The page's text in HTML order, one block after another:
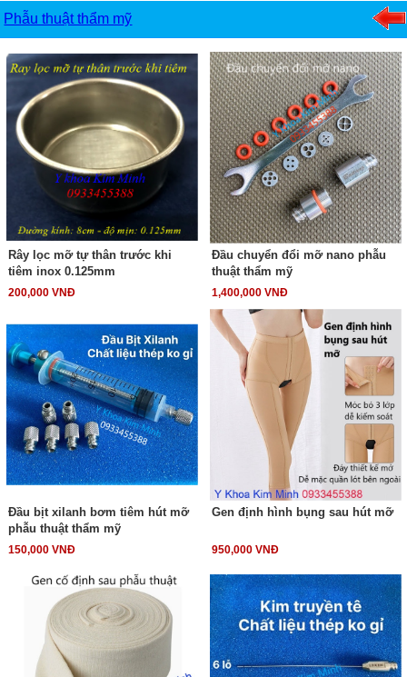
Phẫu thuật thẩm mỹ
Rây lọc mỡ tự thân trước khi
tiêm inox 0.125mm
200,000 VNĐ
Đầu chuyển đổi mỡ nano phẫu
thuật thẩm mỹ
1,400,000 VNĐ
Đầu bịt xilanh bơm tiêm hút mỡ
phẫu thuật thẩm mỹ
150,000 VNĐ
Gen định hình bụng sau hút mỡ
950,000 VNĐ